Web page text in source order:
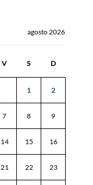
agosto 2026
V S D
1 2
7 8 9
14 15 16
21 22 23